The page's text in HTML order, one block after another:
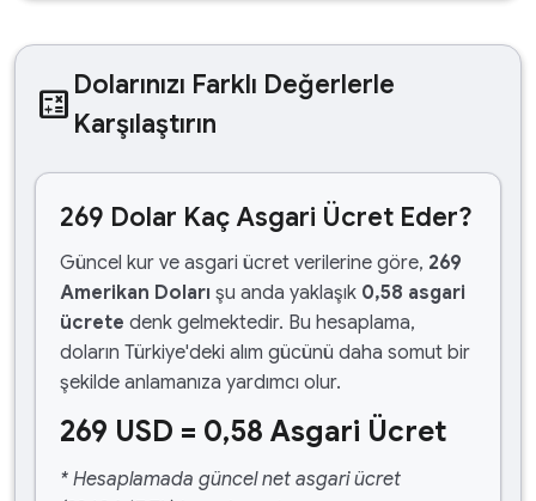
calculate Dolarınızı Farklı Değerlerle
Karşılaştırın
269 Dolar Kaç Asgari Ücret Eder?
Güncel kur ve asgari ücret verilerine göre, 269
Amerikan Doları şu anda yaklaşık 0,58 asgari
ücrete denk gelmektedir. Bu hesaplama,
doların Türkiye'deki alım gücünü daha somut bir
şekilde anlamanıza yardımcı olur.
269 USD = 0,58 Asgari Ücret
* Hesaplamada güncel net asgari ücret